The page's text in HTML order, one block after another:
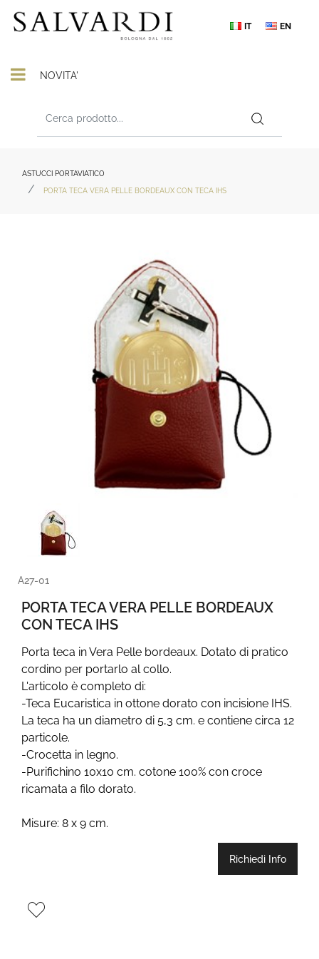
IT EN
Open menu
NOVITA'
ASTUCCI PORTAVIATICO
PORTA TECA VERA PELLE BORDEAUX CON TECA IHS
A27-01
PORTA TECA VERA PELLE BORDEAUX
CON TECA IHS
Porta teca in Vera Pelle bordeaux. Dotato di pratico
cordino per portarlo al collo.
L'articolo è completo di:
-Teca Eucaristica in ottone dorato con incisione IHS.
La teca ha un diametro di 5,3 cm. e contiene circa 12
particole.
-Crocetta in legno.
-Purifichino 10x10 cm. cotone 100% con croce
ricamata a filo dorato.
Misure: 8 x 9 cm.
Richiedi Info